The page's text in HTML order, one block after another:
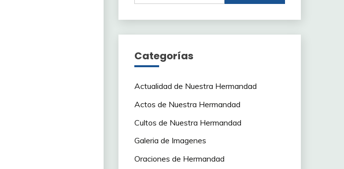
Categorías
Actualidad de Nuestra Hermandad
Actos de Nuestra Hermandad
Cultos de Nuestra Hermandad
Galeria de Imagenes
Oraciones de Hermandad